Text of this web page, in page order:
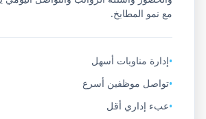
مع نمو المطابخ.
•إدارة مناوبات أسهل
•تواصل موظفين أسرع
•عبء إداري أقل